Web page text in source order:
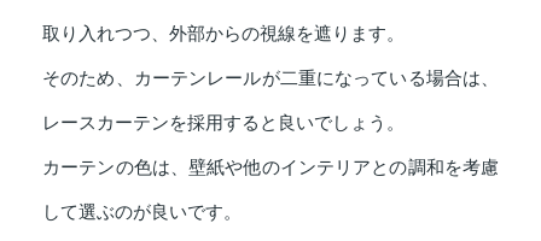
取り入れつつ、外部からの視線を遮ります。
そのため、カーテンレールが二重になっている場合は、
レースカーテンを採用すると良いでしょう。
カーテンの色は、壁紙や他のインテリアとの調和を考慮
して選ぶのが良いです。